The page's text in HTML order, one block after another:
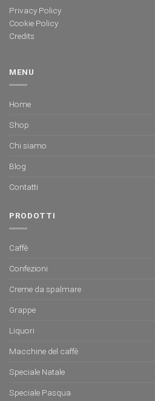
Privacy Policy
Cookie Policy
Credits
MENU
Home
Shop
Chi siamo
Blog
Contatti
PRODOTTI
Caffè
Confezioni
Creme da spalmare
Grappe
Liquori
Macchine del caffè
Speciale Natale
Speciale Pasqua